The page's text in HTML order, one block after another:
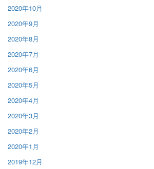
2020年10月
2020年9月
2020年8月
2020年7月
2020年6月
2020年5月
2020年4月
2020年3月
2020年2月
2020年1月
2019年12月